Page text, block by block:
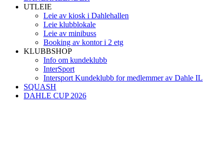
UTLEIE
Leie av kiosk i Dahlehallen
Leie klubblokale
Leie av minibuss
Booking av kontor i 2 etg
KLUBBSHOP
Info om kundeklubb
InterSport
Intersport Kundeklubb for medlemmer av Dahle IL
SQUASH
DAHLE CUP 2026